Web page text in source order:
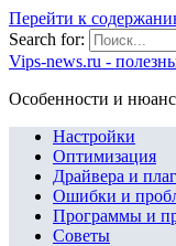
Перейти к
Search for:
Vips-news.ru -
Особенности и
Настройки
Оптимизация
Драйвера и
Ошибки и
Программы и
Советы